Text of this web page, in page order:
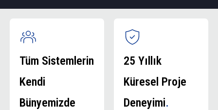
Tüm Sistemlerin
Kendi
Bünyemizde
25 Yıllık
Küresel Proje
Deneyimi.